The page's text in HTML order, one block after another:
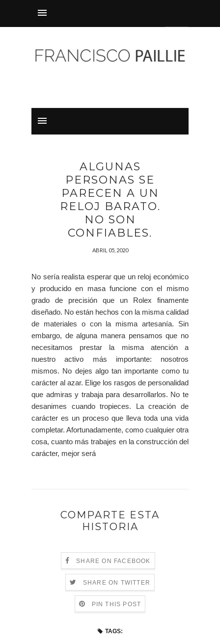
ALGUNAS
PERSONAS SE
PARECEN A UN
RELOJ BARATO.
NO SON
CONFIABLES.
ABRIL 05, 2020
No sería realista esperar que un reloj económico
y producido en masa funcione con el mismo
grado de precisión que un Rolex finamente
diseñado. No están hechos con la misma calidad
de materiales o con la misma artesanía. Sin
embargo, de alguna manera pensamos que no
necesitamos prestar la misma atención a
nuestro activo más importante: nosotros
mismos. No dejes algo tan importante como tu
carácter al azar. Elige los rasgos de personalidad
que admiras y trabaja para desarrollarlos. No te
desanimes cuando tropieces. La creación de
carácter es un proceso que lleva toda una vida
completar. Afortunadamente, como cualquier otra
cosa, cuanto más trabajes en la construcción del
carácter, mejor será
COMPARTE ESTA
HISTORIA
SHARE ON FACEBOOK
SHARE ON TWITTER
PIN THIS POST
TAGS: